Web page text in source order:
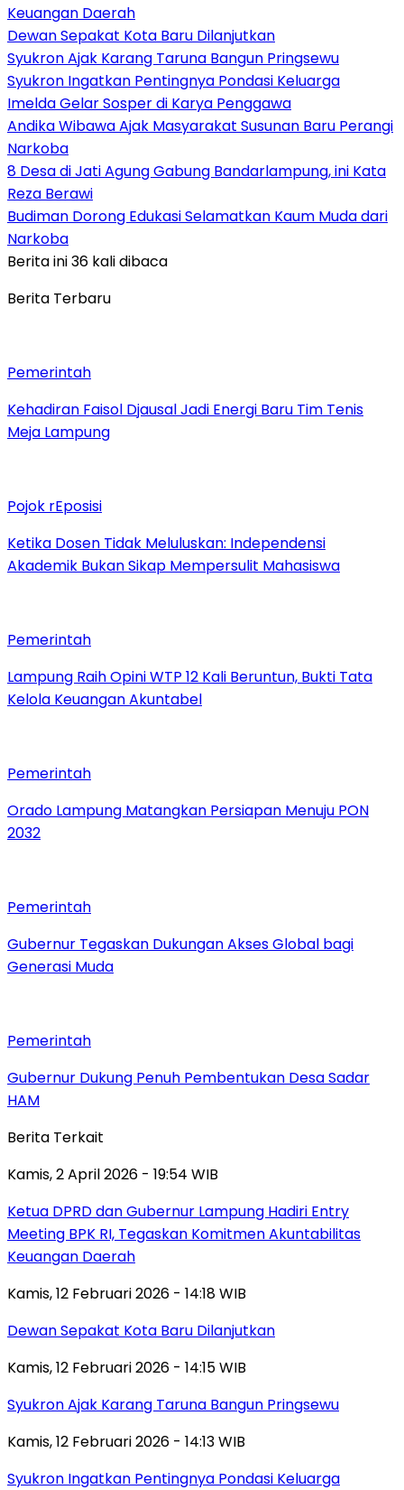
Keuangan Daerah
Dewan Sepakat Kota Baru Dilanjutkan
Syukron Ajak Karang Taruna Bangun Pringsewu
Syukron Ingatkan Pentingnya Pondasi Keluarga
Imelda Gelar Sosper di Karya Penggawa
Andika Wibawa Ajak Masyarakat Susunan Baru Perangi
Narkoba
8 Desa di Jati Agung Gabung Bandarlampung, ini Kata
Reza Berawi
Budiman Dorong Edukasi Selamatkan Kaum Muda dari
Narkoba
Berita ini 36 kali dibaca
Berita Terbaru
Pemerintah
Kehadiran Faisol Djausal Jadi Energi Baru Tim Tenis
Meja Lampung
Pojok rEposisi
Ketika Dosen Tidak Meluluskan: Independensi
Akademik Bukan Sikap Mempersulit Mahasiswa
Pemerintah
Lampung Raih Opini WTP 12 Kali Beruntun, Bukti Tata
Kelola Keuangan Akuntabel
Pemerintah
Orado Lampung Matangkan Persiapan Menuju PON
2032
Pemerintah
Gubernur Tegaskan Dukungan Akses Global bagi
Generasi Muda
Pemerintah
Gubernur Dukung Penuh Pembentukan Desa Sadar
HAM
Berita Terkait
Kamis, 2 April 2026 - 19:54 WIB
Ketua DPRD dan Gubernur Lampung Hadiri Entry
Meeting BPK RI, Tegaskan Komitmen Akuntabilitas
Keuangan Daerah
Kamis, 12 Februari 2026 - 14:18 WIB
Dewan Sepakat Kota Baru Dilanjutkan
Kamis, 12 Februari 2026 - 14:15 WIB
Syukron Ajak Karang Taruna Bangun Pringsewu
Kamis, 12 Februari 2026 - 14:13 WIB
Syukron Ingatkan Pentingnya Pondasi Keluarga